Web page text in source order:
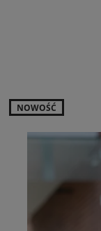
NOWOŚĆ